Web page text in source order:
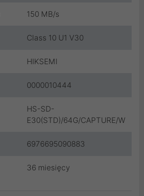
150 MB/s
Class 10 U1 V30
HIKSEMI
0000010444
HS-SD-
E30(STD)/64G/CAPTURE/W
6976695090883
36 miesięcy